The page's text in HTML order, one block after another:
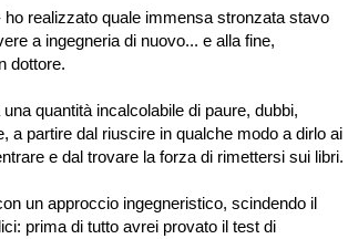
realizzato quale immensa stronzata stavo
a ingegneria di nuovo... e alla fine,
dottore.
quantità incalcolabile di paure, dubbi,
a partire dal riuscire in qualche modo a dirlo ai
e dal trovare la forza di rimettersi sui libri.
un approccio ingegneristico, scindendo il
prima di tutto avrei provato il test di